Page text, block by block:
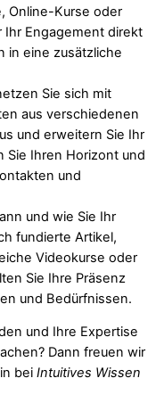
Online-Kurse oder
Ihr Engagement direkt
in eine zusätzliche
Sie sich mit
aus verschiedenen
und erweitern Sie Ihr
Sie Ihren Horizont und
und
und wie Sie Ihr
fundierte Artikel,
Videokurse oder
Sie Ihre Präsenz
und Bedürfnissen.
und Ihre Expertise
Dann freuen wir
bei Intuitives Wissen